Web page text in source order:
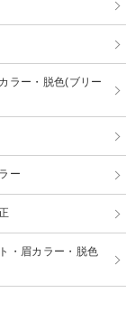
ラー・脱色(ブリー
ー
・眉カラー・脱色